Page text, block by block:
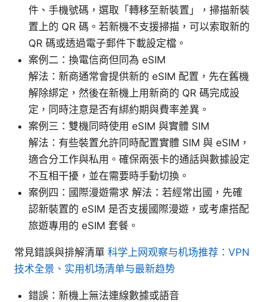
件、手機號碼，選取「轉移至新裝置」，掃描新裝
置上的 QR 碼。若新機不支援掃描，可以索取新的
QR 碼或透過電子郵件下載設定檔。
案例二：換電信商但同為 eSIM
解法：新商通常會提供新的 eSIM 配置，先在舊機
解除綁定，然後在新機上用新商的 QR 碼完成設
定，同時注意是否有綁約期與費率差異。
案例三：雙機同時使用 eSIM 與實體 SIM
解法：有些裝置允許同時配置實體 SIM 與 eSIM，
適合分工作與私用。確保兩張卡的通話與數據設定
不互相干擾，並在需要時手動切換。
案例四：國際漫遊需求 解法：若經常出國，先確
認新裝置的 eSIM 是否支援國際漫遊，或考慮搭配
旅遊專用的 eSIM 套餐。
常見錯誤與排解清單 科学上网观察与机场推荐：VPN
技术全景、实用机场清单与最新趋势
錯誤：新機上無法連線數據或語音